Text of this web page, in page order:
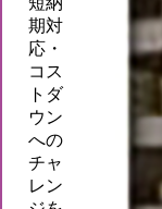
期対
応・
コス
トダ
ウン
への
チャ
レン